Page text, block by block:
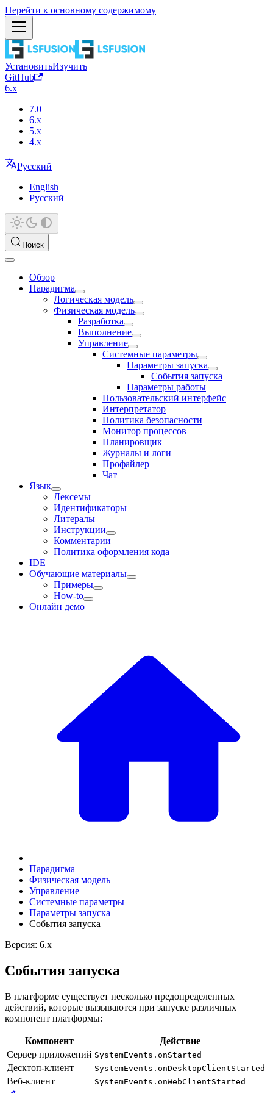
Перейти к основному содержимому
УстановитьИзучить
GitHub
6.x
7.0
6.x
5.x
4.x
Русский
English
Русский
Поиск
Обзор
Парадигма
Логическая модель
Физическая модель
Разработка
Выполнение
Управление
Системные параметры
Параметры запуска
События запуска
Параметры работы
Пользовательский интерфейс
Интерпретатор
Политика безопасности
Монитор процессов
Планировщик
Журналы и логи
Профайлер
Чат
Язык
Лексемы
Идентификаторы
Литералы
Инструкции
Комментарии
Политика оформления кода
IDE
Обучающие материалы
Примеры
How-to
Онлайн демо
Парадигма
Физическая модель
Управление
Системные параметры
Параметры запуска
События запуска
Версия: 6.x
События запуска
В платформе существует несколько предопределенных
действий, которые вызываются при запуске различных
компонент платформы:
Компонент
Действие
Сервер приложений SystemEvents.onStarted
Десктоп-клиент SystemEvents.onDesktopClientStarted
Веб-клиент SystemEvents.onWebClientStarted